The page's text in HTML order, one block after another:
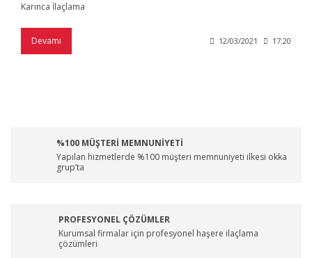
Karınca İlaçlama
Devamı 12/03/2021 17:20
%100 MÜŞTERİ MEMNUNİYETİ
Yapılan hizmetlerde %100 müşteri memnuniyeti ilkesi okka
grup’ta
PROFESYONEL ÇÖZÜMLER
Kurumsal firmalar için profesyonel haşere ilaçlama
çözümleri